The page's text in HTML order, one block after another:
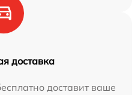
доставка
доставит ваше